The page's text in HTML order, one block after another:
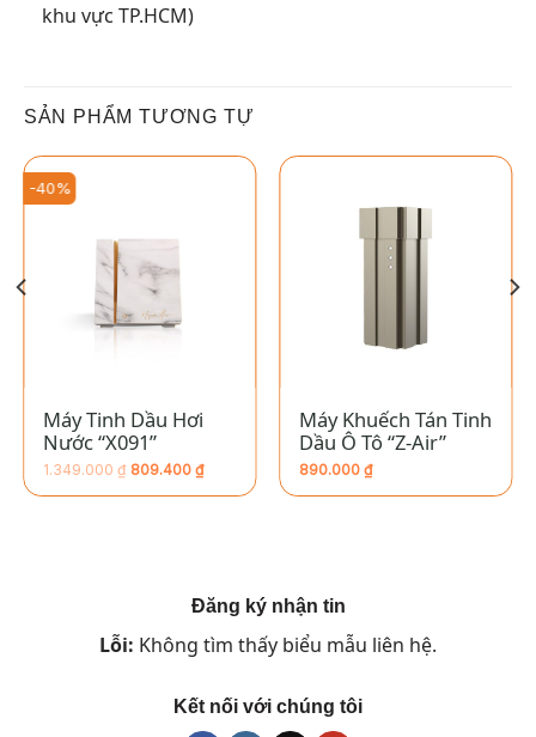
khu vực TP.HCM)
SẢN PHẨM TƯƠNG TỰ
-40%
Máy Tinh Dầu Hơi
Nước “X091”
1.349.000 ₫
Giá
gốc
809.400 ₫
Giá
hiện
Máy Khuếch Tán Tinh
Dầu Ô Tô “Z-Air”
890.000 ₫
Đăng ký nhận tin
Lỗi: Không tìm thấy biểu mẫu liên hệ.
Kết nối với chúng tôi